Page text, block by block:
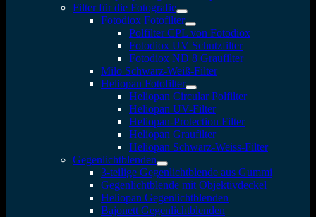
Filter für die Fotografie
Fotodiox Fotofilter
Polfilter CPL von Fotodiox
Fotodiox UV Schutzfilter
Fotodiox ND 8 Graufilter
Milo Schwarz-Weiß-Filter
Heliopan Fotofilter
Heliopan Circular Polfilter
Heliopan UV-Filter
Heliopan-Protection Filter
Heliopan Graufilter
Heliopan Schwarz-Weiss-Filter
Gegenlichtblenden
3-teilige Gegenlichtblende aus Gummi
Gegenlichtblende mit Objektivdeckel
Heliopan Gegenlichtblenden
Bajonett Gegenlichtblenden